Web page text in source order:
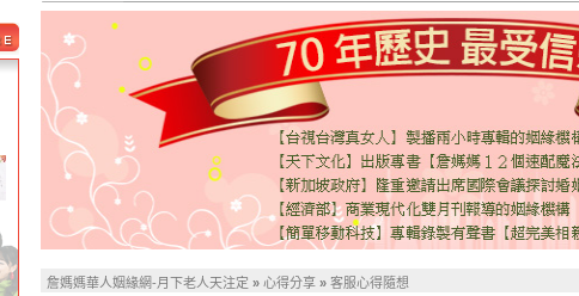
詹媽媽華人姻緣網-月下老人天注定 » 心得分享 » 客服心得隨想